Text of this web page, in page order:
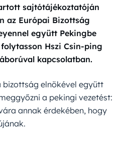
sajtótájékoztatóján
az Európai Bizottság
együtt Pekingbe
Hszi Csin-ping
kapcsolatban.
elnökével együtt
a pekingi vezetést:
annak érdekében, hogy